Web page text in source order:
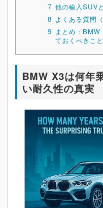
7 他の輸入SUV
8 よくある質問（
9 まとめ：BMW
ておくべきこと
BMW X3は何年
い耐久性の真実